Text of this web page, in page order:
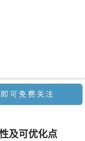
及可优化点